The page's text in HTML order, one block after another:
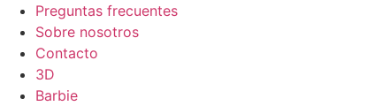
Preguntas frecuentes
Sobre nosotros
Contacto
3D
Barbie